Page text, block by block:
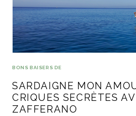
BONS BAISERS DE
SARDAIGNE MON
CRIQUES SECRÈTES
ZAFFERANO